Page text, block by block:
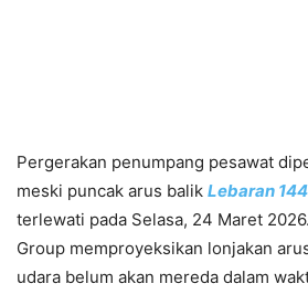
Pergerakan penumpang pesawat
meski puncak arus balik Lebaran
terlewati pada Selasa, 24 Maret
Group memproyeksikan lonjakan
udara belum akan mereda dalam